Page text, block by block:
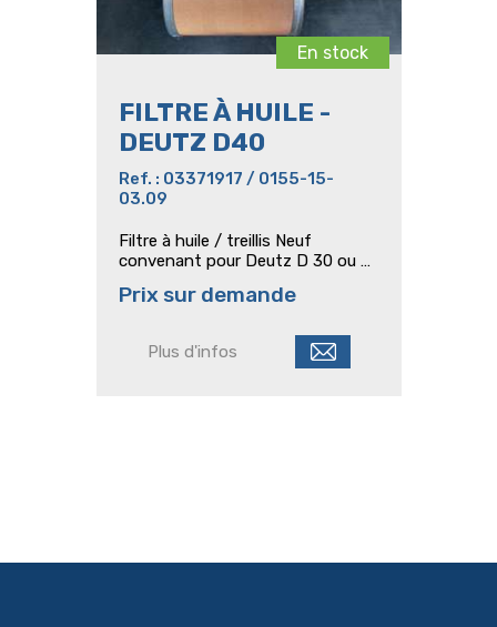
En stock
FILTRE À HUILE -
DEUTZ D40
Ref. : 03371917 / 0155-15-
03.09
Filtre à huile / treillis Neuf
convenant pour Deutz D 30 ou D
Prix sur demande
Plus d'infos